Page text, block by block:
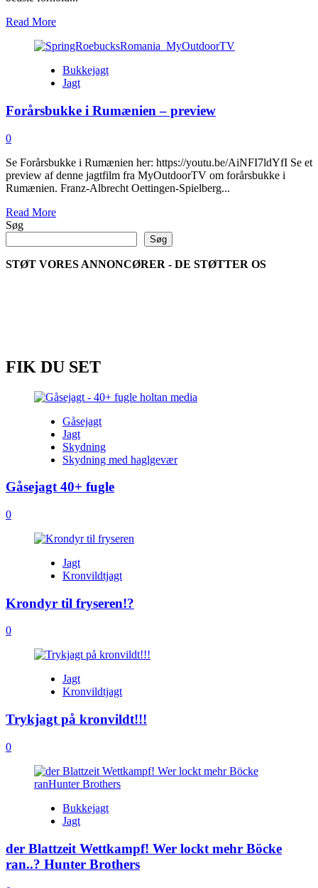
Read MoreRead
about
Skotland
Bukkejagt
Jagt
Forårsbukke i Rumænien – preview
0
Se Forårsbukke i Rumænien her: https://youtu.be/AiNFI7ldYfI Se et
preview af denne jagtfilm fra MyOutdoorTV om forårsbukke i
Rumænien. Franz-Albrecht Oettingen-Spielberg...
Read MoreRead
Forårsbukke
i
Søg
Søg
STØT VORES ANNONCØRER - DE STØTTER OS
FIK DU SET
Gåsejagt
Jagt
Skydning
Skydning med haglgevær
Gåsejagt 40+ fugle
0
Jagt
Kronvildtjagt
Krondyr til fryseren!?
0
Jagt
Kronvildtjagt
Trykjagt på kronvildt!!!
0
Bukkejagt
Jagt
der Blattzeit Wettkampf! Wer lockt mehr Böcke
ran..? Hunter Brothers